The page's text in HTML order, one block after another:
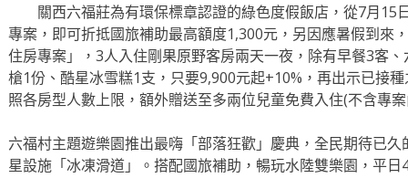
關西六福莊為有環保標章認證的綠色度假飯店，從7月15
專案，即可折抵國旅補助最高額度1,300元，另因應暑假到來
住房專案」，3人入住剛果原野客房兩天一夜，除有早餐3客
槍1份、酷星冰雪糕1支，只要9,900元起+10%，再出示已接
照各房型人數上限，額外贈送至多兩位兒童免費入住(不含專
六福村主題遊樂園推出最嗨「部落狂歡」慶典，全民期待已
星設施「冰凍滑道」。搭配國旅補助，暢玩水陸雙樂園，平